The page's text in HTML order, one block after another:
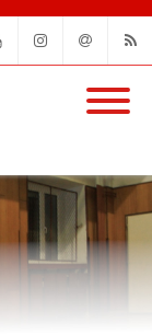
Instagram
Email RSS